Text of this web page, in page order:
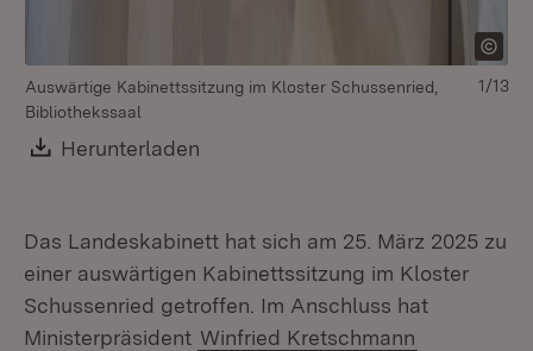
Auswärtige Kabinettssitzung im Kloster Schussenried,
Bibliothekssaal
Download:
Herunterladen
1/13
Das Landeskabinett hat sich am 25. März 2025 zu
einer auswärtigen Kabinettssitzung im Kloster
Schussenried getroffen. Im Anschluss hat
Ministerpräsident Winfried Kretschmann